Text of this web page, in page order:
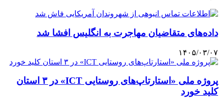
داده‌های متقاضیان مهاجرت به انگلیس افشا شد
۱۴۰۵/۰۳/۰۷
پروژه ملی «استارتاپ‌های روستایی ICT» در ۳ استان
کلید خورد